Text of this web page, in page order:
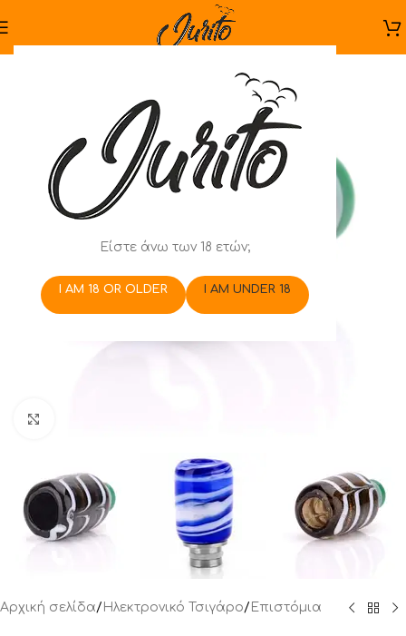
Είστε άνω των 18 ετών;
I AM 18 OR OLDER I AM UNDER 18
Αρχική σελίδα/ Ηλεκτρονικό Τσιγάρο/ Επιστόμια